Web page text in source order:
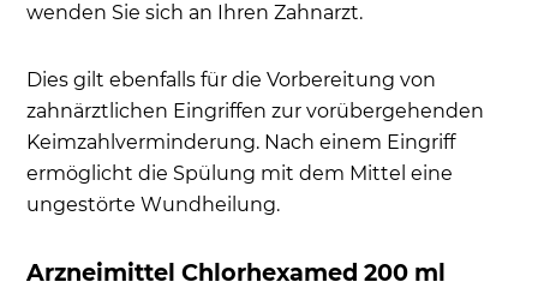
wenden Sie sich an Ihren Zahnarzt.
Dies gilt ebenfalls für die Vorbereitung von
zahnärztlichen Eingriffen zur vorübergehenden
Keimzahlverminderung. Nach einem Eingriff
ermöglicht die Spülung mit dem Mittel eine
ungestörte Wundheilung.
Arzneimittel Chlorhexamed 200 ml